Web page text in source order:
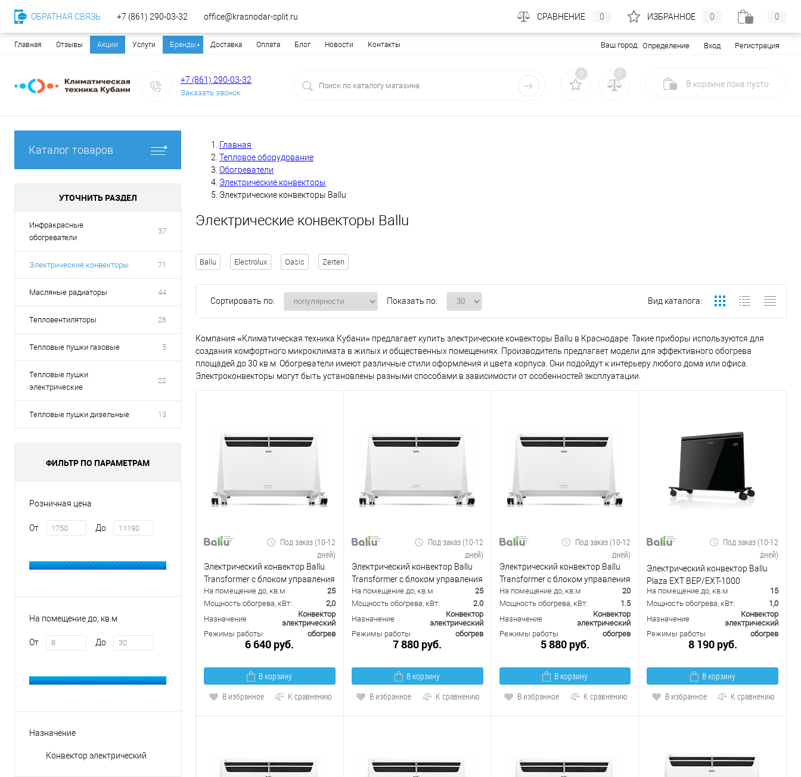
Главная Отзывы Акции Услуги Бренды Доставка Оплата Блог Новости Контакты Ваш город: Определение Вход Регистрация
+7 (861) 290-03-32
Заказать звонок
0 0
В корзине пока пусто
Каталог товаров
УТОЧНИТЬ РАЗДЕЛ
Инфракрасные
обогреватели
37
Электрические конвекторы 71
Масляные радиаторы 44
Тепловентиляторы 26
Тепловые пушки газовые 5
Тепловые пушки
электрические
22
Тепловые пушки дизельные 13
ФИЛЬТР ПО ПАРАМЕТРАМ
Розничная цена
От До
На помещение до, кв.м
От До
Назначение
Конвектор электрический
Главная
Тепловое оборудование
Обогреватели
Электрические конвекторы
Электрические конвекторы Ballu
Электрические конвекторы Ballu
Ballu Electrolux Oasis Zerten
Сортировать по: Показать по: Вид каталога:
Компания «Климатическая техника Кубани» предлагает купить электрические конвекторы Ballu в Краснодаре. Такие приборы используются для
создания комфортного микроклимата в жилых и общественных помещениях. Производитель предлагает модели для эффективного обогрева
площадей до 30 кв.м. Обогреватели имеют различные стили оформления и цвета корпуса. Они подойдут к интерьеру любого дома или офиса.
Электроконвекторы могут быть установлены разными способами в зависимости от особенностей эксплуатации.
Под заказ (10-12
дней)
Электрический конвектор Ballu
Transformer с блоком управления
BEC/EVU-2000-M (механический)
На помещение до, кв.м
25
Мощность обогрева, кВт:
2,0
Назначение
Конвектор
электрический
Режимы работы
обогрев
6 640 руб.
В корзину
В избранное
К сравнению
Под заказ (10-12
дней)
Электрический конвектор Ballu
Transformer с блоком управления
BEC/EVU-2000-E (электронный)
На помещение до, кв.м
25
Мощность обогрева, кВт:
2.0
Назначение
Конвектор
электрический
Режимы работы
обогрев
7 880 руб.
В корзину
В избранное
К сравнению
Под заказ (10-12
дней)
Электрический конвектор Ballu
Transformer с блоком управления
BEC/EVU-1500-E (электронный)
На помещение до, кв.м
20
Мощность обогрева, кВт:
1.5
Назначение
Конвектор
электрический
Режимы работы
обогрев
5 880 руб.
В корзину
В избранное
К сравнению
Под заказ (10-12
дней)
Электрический конвектор Ballu
Plaza EXT BEP/EXT-1000
На помещение до, кв.м
15
Мощность обогрева, кВт:
1,0
Назначение
Конвектор
электрический
Режимы работы
обогрев
8 190 руб.
В корзину
В избранное
К сравнению
ОБРАТНАЯ СВЯЗЬ +7 (861) 290-03-32 office@krasnodar-split.ru СРАВНЕНИЕ 0 ИЗБРАННОЕ 0 0